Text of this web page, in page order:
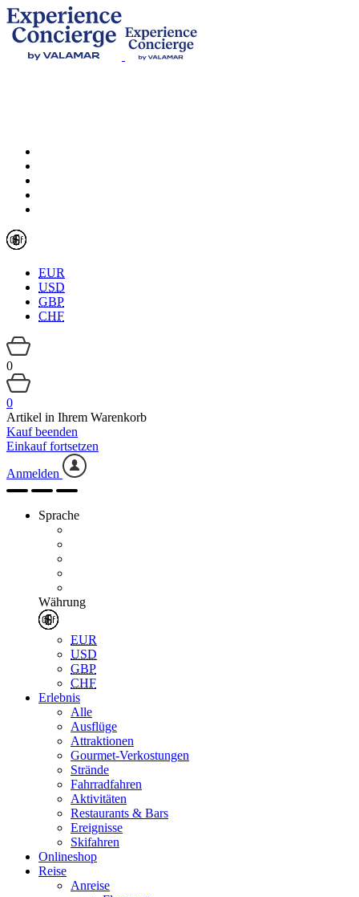
EUR
USD
GBP
CHF
0
0
Artikel in Ihrem Warenkorb
Kauf beenden
Einkauf fortsetzen
Anmelden
Sprache
Währung
EUR
USD
GBP
CHF
Erlebnis
Alle
Ausflüge
Attraktionen
Gourmet-Verkostungen
Strände
Fahrradfahren
Aktivitäten
Restaurants & Bars
Ereignisse
Skifahren
Onlineshop
Reise
Anreise